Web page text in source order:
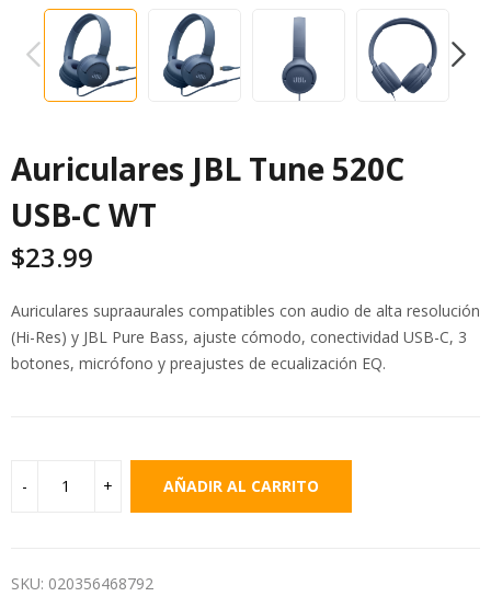
PREVIOUS
Auriculares JBL Tune 520C
USB-C WT
$23.99
Auriculares supraaurales compatibles con audio de alta resolución
(Hi-Res) y JBL Pure Bass, ajuste cómodo, conectividad USB-C, 3
botones, micrófono y preajustes de ecualización EQ.
AÑADIR AL CARRITO
SKU: 020356468792